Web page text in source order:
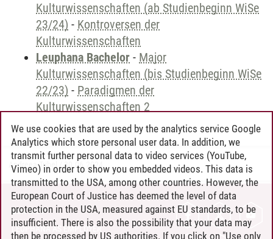
Kulturwissenschaften (ab Studienbeginn WiSe
23/24) - Kontroversen der
Kulturwissenschaften
Leuphana Bachelor - Major
Kulturwissenschaften (bis Studienbeginn WiSe
22/23) - Paradigmen der
Kulturwissenschaften 2
Andreea Tribel 30.06.2024
CONTACT
LEUPHANA AS EMPLOYER
We use cookies that are used by the analytics service Google
Analytics which store personal user data. In addition, we
transmit further personal data to video services (YouTube,
Vimeo) in order to show you embedded videos. This data is
transmitted to the USA, among other countries. However, the
European Court of Justice has deemed the level of data
protection in the USA, measured against EU standards, to be
insufficient. There is also the possibility that your data may
then be processed by US authorities. If you click on "Use only